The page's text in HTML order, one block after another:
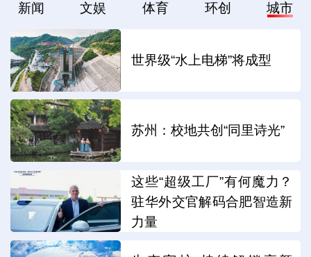
新闻 文娱 体育 环创 城市
世界级“水上电梯”将成型
苏州：校地共创“同里诗光”
这些“超级工厂”有何魔力？
驻华外交官解码合肥智造新
力量